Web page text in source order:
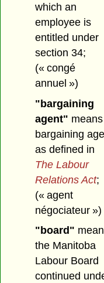
which an
employee is
entitled under
section 34;
(« congé
annuel »)
"bargaining
agent"
bargaining
as defined in
The Labour
Relations Act;
(« agent
négociateur »)
"board"
the Manitoba
Labour Board
continued